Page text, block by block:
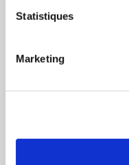
Statistiques
Marketing
organise la
ses filiales à la
(AREM).
SYNERCOM
de la société
associé à